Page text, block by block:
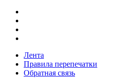
Лента
Правила перепечатки
Обратная связь